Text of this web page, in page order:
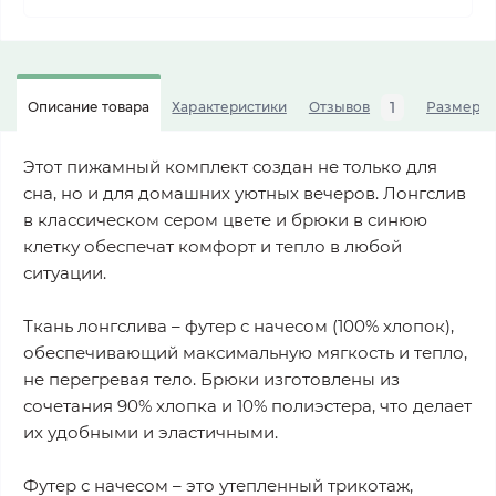
Описание товара Характеристики Отзывов 1
Этот пижамный комплект создан не только для
сна, но и для домашних уютных вечеров. Лонгслив
в классическом сером цвете и брюки в синюю
клетку обеспечат комфорт и тепло в любой
ситуации.
Ткань лонгслива – футер с начесом (100% хлопок),
обеспечивающий максимальную мягкость и тепло,
не перегревая тело. Брюки изготовлены из
сочетания 90% хлопка и 10% полиэстера, что делает
их удобными и эластичными.
Футер с начесом – это утепленный трикотаж,